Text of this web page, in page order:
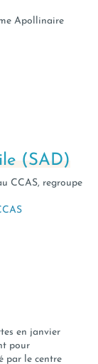
Apollinaire
(SAD)
CCAS, regroupe
en janvier
pour
par le centre